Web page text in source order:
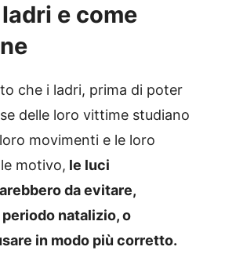
e come
che i ladri, prima di poter
delle loro vittime studiano
movimenti e le loro
motivo, le luci
da evitare,
natalizio, o
in modo più corretto.